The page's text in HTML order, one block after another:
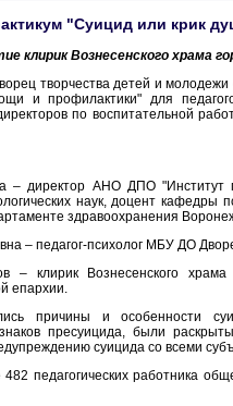
"Суицид или крик
клирик Вознесенского храма
творчества детей и молодежи
и профилактики" для
по воспитательной
– директор АНО ДПО "Институт
наук, доцент
здравоохранения
– педагог-психолог МБУ ДО
клирик Вознесенского храма
епархии.
причины и особенности
пресуицида, были
суицида со всеми
педагогических работника